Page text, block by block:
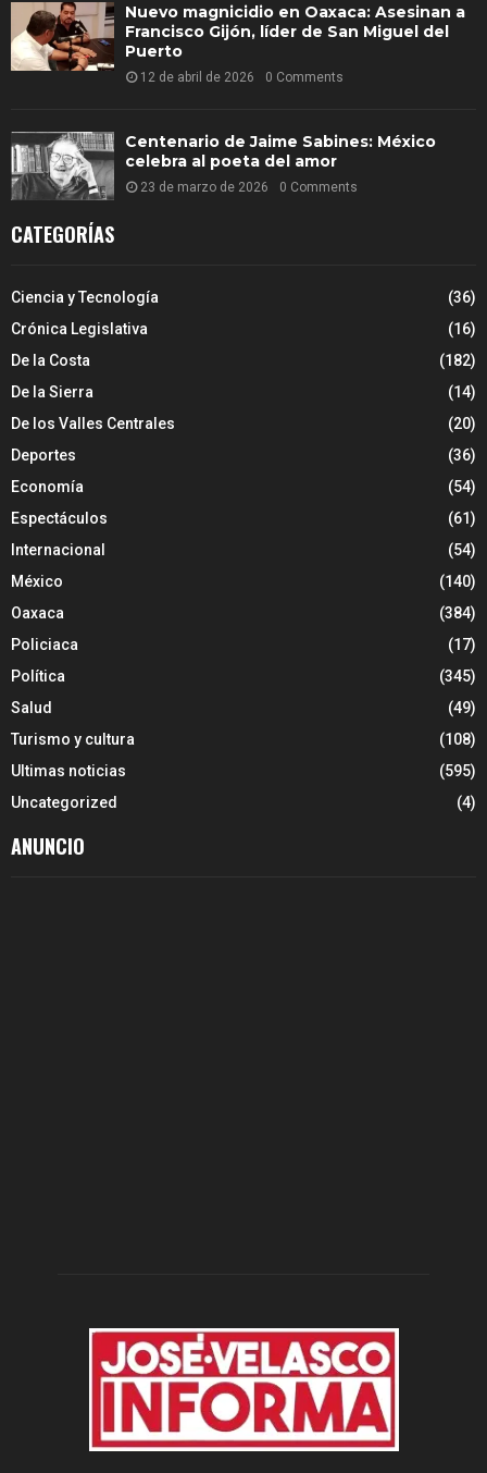
Nuevo magnicidio en Oaxaca: Asesinan a
Francisco Gijón, líder de San Miguel del
Puerto
12 de abril de 2026 0 Comments
Centenario de Jaime Sabines: México
celebra al poeta del amor
23 de marzo de 2026 0 Comments
CATEGORÍAS
Ciencia y Tecnología
(36)
Crónica Legislativa
(16)
De la Costa
(182)
De la Sierra
(14)
De los Valles Centrales
(20)
Deportes
(36)
Economía
(54)
Espectáculos
(61)
Internacional
(54)
México
(140)
Oaxaca
(384)
Policiaca
(17)
Política
(345)
Salud
(49)
Turismo y cultura
(108)
Ultimas noticias
(595)
Uncategorized
(4)
ANUNCIO